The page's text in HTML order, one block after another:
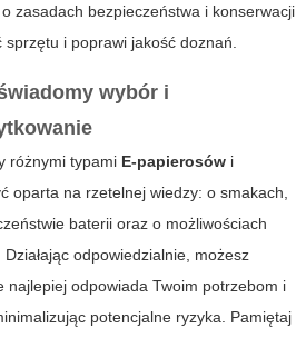
zasadach bezpieczeństwa i konserwacji
i poprawi jakość doznań.
wybór i
różnymi typami E-papierosów i
oparta na rzetelnej wiedzy: o smakach,
baterii oraz o możliwościach
odpowiedzialnie, możesz
najlepiej odpowiada Twoim potrzebom i
potencjalne ryzyka. Pamiętaj